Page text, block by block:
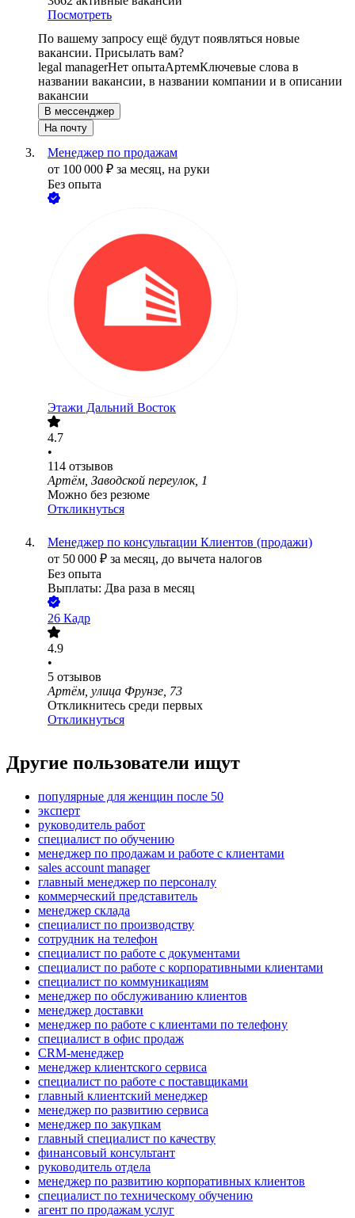
Посмотреть
По вашему запросу ещё будут появляться новые
вакансии. Присылать вам?
legal managerНет опытаАртемКлючевые слова в
названии вакансии, в названии компании и в описании
вакансии
В мессенджер
На почту
Менеджер по продажам
от 100 000 ₽ за месяц, на руки
Без опыта
Этажи Дальний Восток
4.7
•
114 отзывов
Артём, Заводской переулок, 1
Можно без резюме
Откликнуться
Менеджер по консультации Клиентов (продажи)
от 50 000 ₽ за месяц, до вычета налогов
Без опыта
Выплаты: Два раза в месяц
26 Кадр
4.9
•
5 отзывов
Артём, улица Фрунзе, 73
Откликнитесь среди первых
Откликнуться
Другие пользователи ищут
популярные для женщин после 50
эксперт
руководитель работ
специалист по обучению
менеджер по продажам и работе с клиентами
sales account manager
главный менеджер по персоналу
коммерческий представитель
менеджер склада
специалист по производству
сотрудник на телефон
специалист по работе с документами
специалист по работе с корпоративными клиентами
специалист по коммуникациям
менеджер по обслуживанию клиентов
менеджер доставки
менеджер по работе с клиентами по телефону
специалист в офис продаж
CRM-менеджер
менеджер клиентского сервиса
специалист по работе с поставщиками
главный клиентский менеджер
менеджер по развитию сервиса
менеджер по закупкам
главный специалист по качеству
финансовый консультант
руководитель отдела
менеджер по развитию корпоративных клиентов
специалист по техническому обучению
агент по продажам услуг